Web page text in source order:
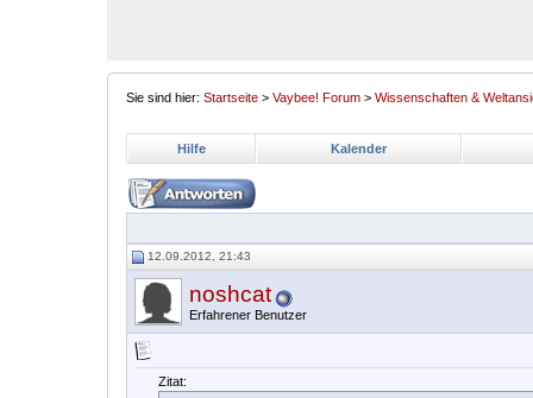
Sie sind hier: Startseite > Vaybee! Forum > Wissenschaften &
Hilfe Kalender
12.09.2012, 21:43
noshcat
Erfahrener Benutzer
Zitat: